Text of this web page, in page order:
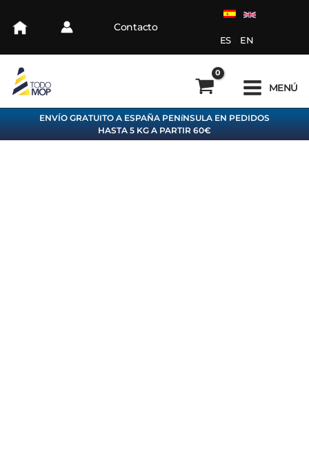
Contacto
ES EN
MENÚ
ENVÍO GRATUITO A ESPAÑA PENíNSULA EN PEDIDOS
HASTA 5 KG A PARTIR 60€